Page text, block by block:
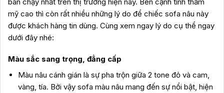
mỹ cao thì còn rất nhiều những lý do để chiếc sofa nâu này
được khách hàng tin dùng. Cùng xem ngay lý do cụ thể ngay
dưới đây nhé:
Màu sắc sang trọng, đẳng cấp
Màu nâu cánh gián là sự pha trộn giữa 2 tone đỏ và cam,
vàng, tía. Bởi vậy sofa màu nâu mang đến sự nổi bật, hiện